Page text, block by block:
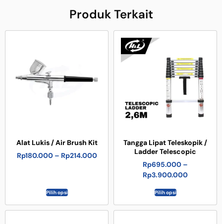
Produk Terkait
Alat Lukis / Air Brush Kit
Rp180.000 – Rp214.000
Pilih opsi
Tangga Lipat Teleskopik /
Ladder Telescopic
Rp695.000 –
Rp3.900.000
Pilih opsi